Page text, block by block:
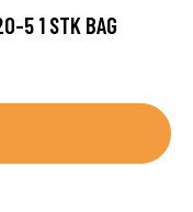
5 1 STK BAG